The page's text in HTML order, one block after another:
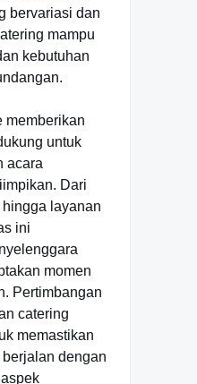
bervariasi dan
mampu
kebutuhan
memberikan
untuk
acara
Dari
layanan
ini
momen
Pertimbangan
catering
memastikan
dengan